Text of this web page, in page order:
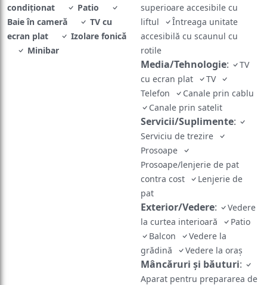
condiţionat
Patio
Baie în cameră
TV cu
ecran plat
Izolare fonică
Minibar
superioare accesibile cu
liftul
Întreaga unitate
accesibilă cu scaunul cu
rotile
Media/Tehnologie:
TV
cu ecran plat
TV
Telefon
Canale prin cablu
Canale prin satelit
Servicii/Suplimente:
Serviciu de trezire
Prosoape
Prosoape/lenjerie de pat
contra cost
Lenjerie de
pat
Exterior/Vedere:
Vedere
la curtea interioară
Patio
Balcon
Vedere la
grădină
Vedere la oraș
Mâncăruri și băuturi:
Aparat pentru prepararea de